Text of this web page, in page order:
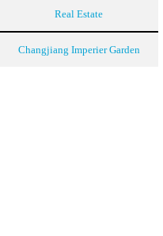
Real Estate
Changjiang Imperier Garden